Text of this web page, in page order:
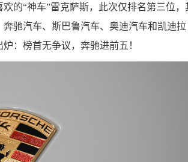
的“神车”雷克萨斯，此次仅排名第三位，
驰汽车、斯巴鲁汽车、奥迪汽车和凯迪拉
：榜首无争议，奔驰进前五！